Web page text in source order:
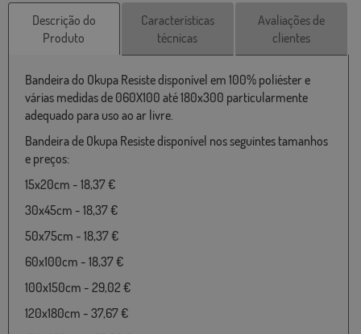
Descrição do
Produto
Características
técnicas
Avaliações de
clientes
Bandeira do Okupa Resiste disponível em 100% poliéster e
várias medidas de 060X100 até 180x300 particularmente
adequado para uso ao ar livre.
Bandeira de Okupa Resiste disponível nos seguintes tamanhos
e preços:
15x20cm - 18,37 €
30x45cm - 18,37 €
50x75cm - 18,37 €
60x100cm - 18,37 €
100x150cm - 29,02 €
120x180cm - 37,67 €